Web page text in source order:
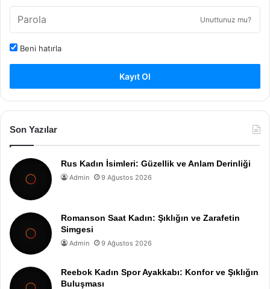
Unuttunuz mu?
Beni hatırla
Kayıt Ol
Son Yazılar
Rus Kadın İsimleri: Güzellik ve Anlam Derinliği
Admin 9 Ağustos 2026
Romanson Saat Kadın: Şıklığın ve Zarafetin
Simgesi
Admin 9 Ağustos 2026
Reebok Kadın Spor Ayakkabı: Konfor ve Şıklığın
Buluşması